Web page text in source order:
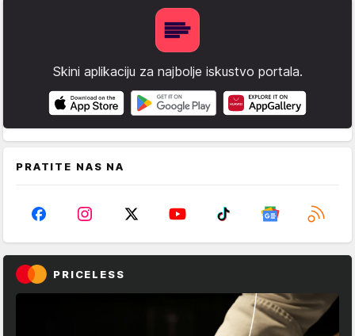
Skini aplikaciju za najbolje iskustvo portala.
PRATITE NAS NA
PRICELESS